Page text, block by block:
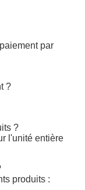
par
?
?
l'unité entière
produits :